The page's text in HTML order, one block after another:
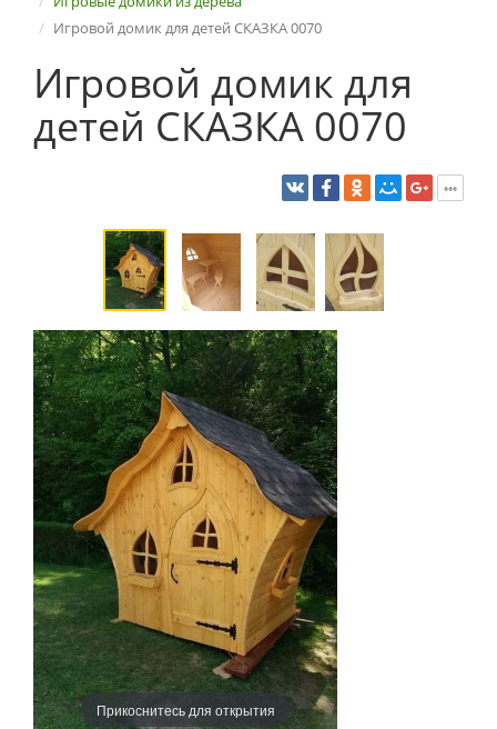
Игровой домик для детей СКАЗКА 0070
Игровой домик для
детей СКАЗКА 0070
Прикоснитесь для открытия